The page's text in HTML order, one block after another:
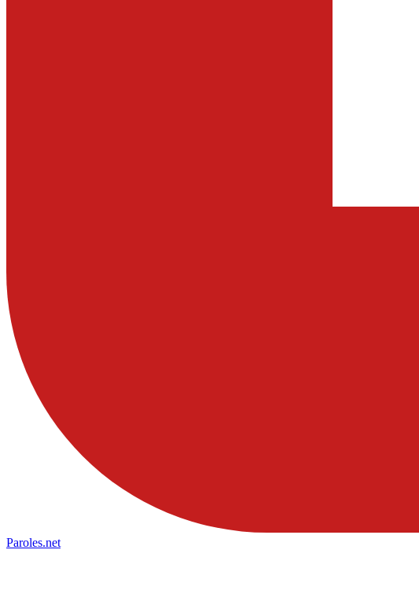
Paroles.net